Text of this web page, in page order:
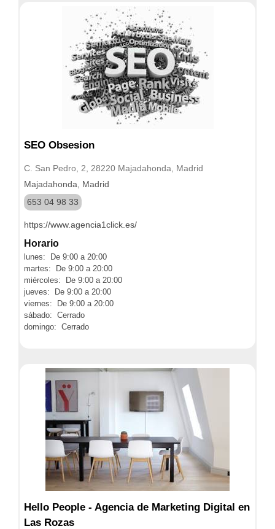
SEO Obsesion
C. San Pedro, 2, 28220 Majadahonda, Madrid
Majadahonda, Madrid
653 04 98 33
https://www.agencia1click.es/
Horario
lunes: De 9:00 a 20:00
martes: De 9:00 a 20:00
miércoles: De 9:00 a 20:00
jueves: De 9:00 a 20:00
viernes: De 9:00 a 20:00
sábado: Cerrado
domingo: Cerrado
Hello People - Agencia de Marketing Digital en
Las Rozas